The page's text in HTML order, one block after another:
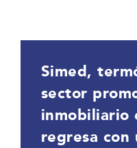
Simed,
sector
inmobiliario
regresa con